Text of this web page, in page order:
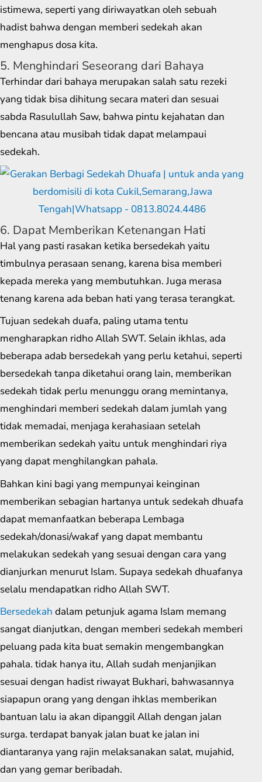
istimewa, seperti yang diriwayatkan oleh sebuah
hadist bahwa dengan memberi sedekah akan
menghapus dosa kita.
5. Menghindari Seseorang dari Bahaya
Terhindar dari bahaya merupakan salah satu rezeki
yang tidak bisa dihitung secara materi dan sesuai
sabda Rasulullah Saw, bahwa pintu kejahatan dan
bencana atau musibah tidak dapat melampaui
sedekah.
6. Dapat Memberikan Ketenangan Hati
Hal yang pasti rasakan ketika bersedekah yaitu
timbulnya perasaan senang, karena bisa memberi
kepada mereka yang membutuhkan. Juga merasa
tenang karena ada beban hati yang terasa terangkat.
Tujuan sedekah duafa, paling utama tentu
mengharapkan ridho Allah SWT. Selain ikhlas, ada
beberapa adab bersedekah yang perlu ketahui, seperti
bersedekah tanpa diketahui orang lain, memberikan
sedekah tidak perlu menunggu orang memintanya,
menghindari memberi sedekah dalam jumlah yang
tidak memadai, menjaga kerahasiaan setelah
memberikan sedekah yaitu untuk menghindari riya
yang dapat menghilangkan pahala.
Bahkan kini bagi yang mempunyai keinginan
memberikan sebagian hartanya untuk sedekah dhuafa
dapat memanfaatkan beberapa Lembaga
sedekah/donasi/wakaf yang dapat membantu
melakukan sedekah yang sesuai dengan cara yang
dianjurkan menurut Islam. Supaya sedekah dhuafanya
selalu mendapatkan ridho Allah SWT.
Bersedekah dalam petunjuk agama Islam memang
sangat dianjutkan, dengan memberi sedekah memberi
peluang pada kita buat semakin mengembangkan
pahala. tidak hanya itu, Allah sudah menjanjikan
sesuai dengan hadist riwayat Bukhari, bahwasannya
siapapun orang yang dengan ihklas memberikan
bantuan lalu ia akan dipanggil Allah dengan jalan
surga. terdapat banyak jalan buat ke jalan ini
diantaranya yang rajin melaksanakan salat, mujahid,
dan yang gemar beribadah.